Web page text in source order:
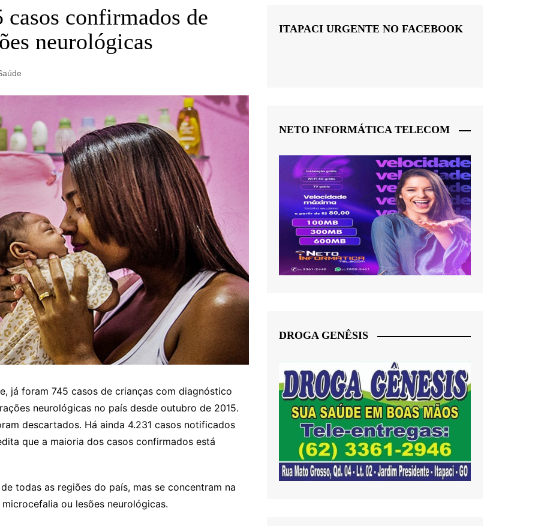
confirmados de
neurológicas
já foram 745 casos de crianças com diagnóstico
neurológicas no país desde outubro de 2015.
descartados. Há ainda 4.231 casos notificados
que a maioria dos casos confirmados está
todas as regiões do país, mas se concentram na
ou lesões neurológicas.
ITAPACI URGENTE NO FACEBOOK
NETO INFORMÁTICA TELECOM
DROGA GENÊSIS